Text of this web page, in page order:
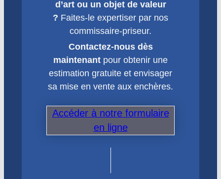
d’art ou un objet de valeur
? Faites-le expertiser par nos
commissaire-priseur.
Contactez-nous dès
maintenant pour obtenir une
estimation gratuite et envisager
sa mise en vente aux enchères.
Accéder à notre formulaire
en ligne